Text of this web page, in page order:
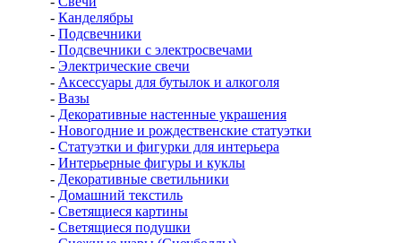
- Канделябры
- Подсвечники
- Подсвечники с электросвечами
- Электрические свечи
- Аксессуары для бутылок и алкоголя
- Вазы
- Декоративные настенные украшения
- Новогодние и рождественские статуэтки
- Статуэтки и фигурки для интерьера
- Интерьерные фигуры и куклы
- Декоративные светильники
- Домашний текстиль
- Светящиеся картины
- Светящиеся подушки